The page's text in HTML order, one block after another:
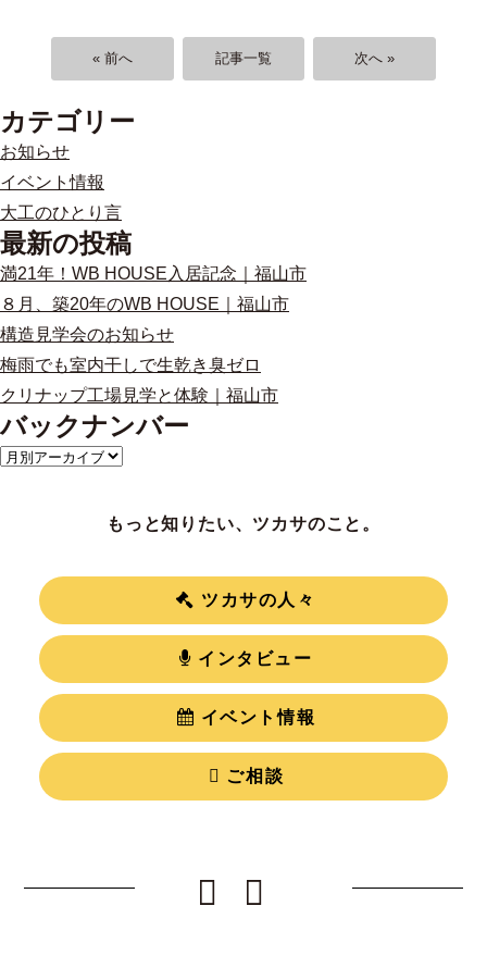
« 前へ 記事一覧 次へ »
カテゴリー
お知らせ
イベント情報
大工のひとり言
最新の投稿
満21年！WB HOUSE入居記念｜福山市
８月、築20年のWB HOUSE｜福山市
構造見学会のお知らせ
梅雨でも室内干しで生乾き臭ゼロ
クリナップ工場見学と体験｜福山市
バックナンバー
もっと知りたい、ツカサのこと。
ツカサの人々
インタビュー
イベント情報
ご相談